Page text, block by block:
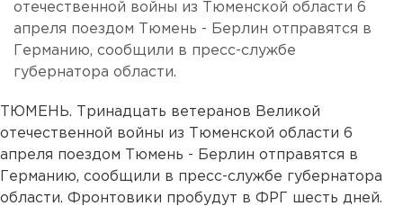
отечественной войны из Тюменской области 6
апреля поездом Тюмень - Берлин отправятся в
Германию, сообщили в пресс-службе
губернатора области.
ТЮМЕНЬ. Тринадцать ветеранов Великой
отечественной войны из Тюменской области 6
апреля поездом Тюмень - Берлин отправятся в
Германию, сообщили в пресс-службе губернатора
области. Фронтовики пробудут в ФРГ шесть дней.